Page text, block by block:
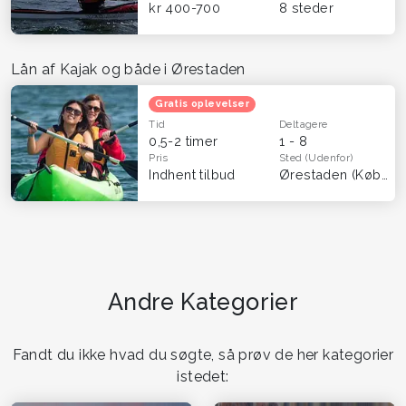
kr 400-700 8 steder
Lån af Kajak og både i Ørestaden
Gratis oplevelser
Tid
0,5-2 timer
Deltagere
1 - 8
Pris
Indhent tilbud
Sted(Udenfor)
Andre Kategorier
Fandt du ikke hvad du søgte, så prøv de her kategorier
istedet: